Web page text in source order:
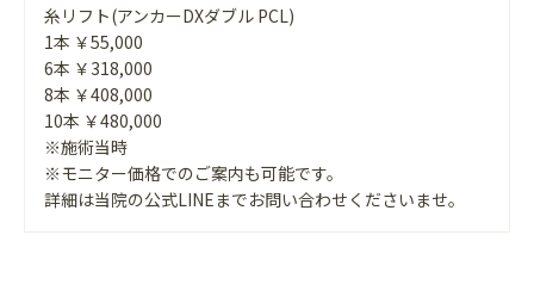
糸リフト(アンカーDXダブル PCL)
1本 ￥55,000
6本 ￥318,000
8本 ￥408,000
10本 ￥480,000
※施術当時
※モニター価格でのご案内も可能です。
詳細は当院の公式LINEまでお問い合わせくださいませ。